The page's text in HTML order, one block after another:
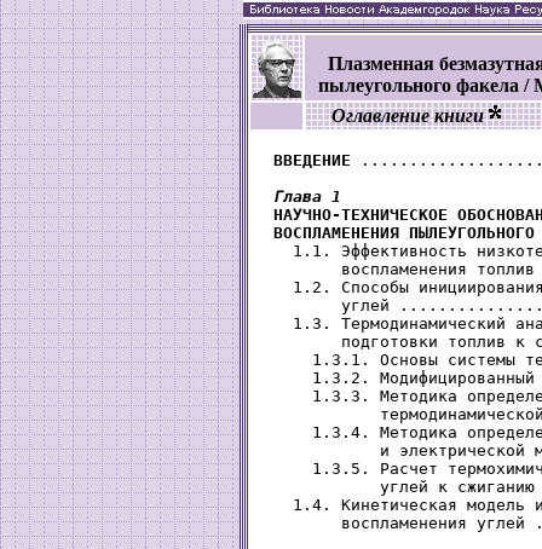
Плазменная
пылеугольного факела
Оглавление книги
ВВЕДЕНИЕ
Глава 1
НАУЧНО-ТЕХНИЧЕСКОЕ
ВОСПЛАМЕНЕНИЯ ПЫЛЕУГОЛЬНОГО
1.1. Эффективность
воспламенения
1.2. Способы
углей
1.3. Термодинамический
подготовки топлив к
1.3.1. Основы системы
1.3.2.
1.3.3. Методика
1.3.4. Методика
и электрической
1.3.5. Расчет
углей к
1.4. Кинетическая модель
воспламенения углей